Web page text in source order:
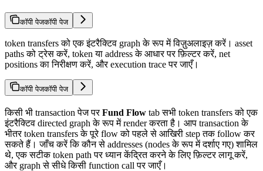
कॉपी पेजकॉपी पेज
token transfers को एक इंटरैक्टिव graph के रूप में विज़ुअलाइज़ करें। asset
paths को ट्रेस करें, token या address के आधार पर फ़िल्टर करें, net
positions का निरीक्षण करें, और execution trace पर जाएँ।
कॉपी पेजकॉपी पेज
किसी भी transaction पेज परFund Flow tab सभी token transfers को एक
इंटरैक्टिव directed graph के रूप में render करता है। आप transaction के
भीतर token transfers के पूरे flow को पहले से आखिरी step तक follow कर
सकते हैं। जाँच करें कि कौन से addresses (nodes के रूप में दर्शाए गए) शामिल
थे, एक सटीक token path पर ध्यान केंद्रित करने के लिए फ़िल्टर लागू करें,
और graph से सीधे किसी function call पर जाएँ।